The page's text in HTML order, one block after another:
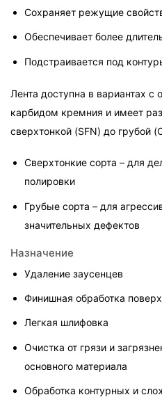
Сохраняет режущие
Обеспечивает более
Подстраивается под
Лента доступна в вариантах
карбидом кремния и имеет
сверхтонкой (SFN) до грубой
Сверхтонкие сорта – для
полировки
Грубые сорта – для
значительных дефектов
Назначение
Удаление заусенцев
Финишная обработка
Легкая шлифовка
Очистка от грязи и
основного материала
Обработка контурных и